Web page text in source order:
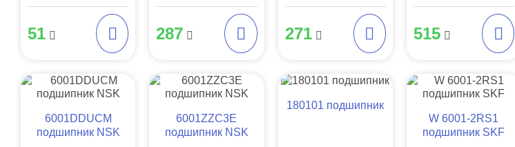
51 287 271 515
6001DDUCM
подшипник NSK
6001ZZC3E
подшипник NSK
180101 подшипник
W 6001-2RS1
подшипник SKF